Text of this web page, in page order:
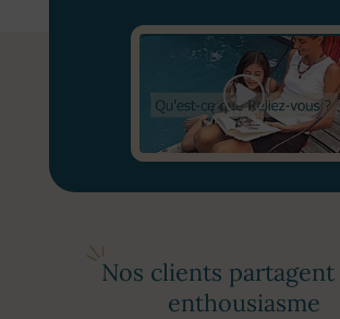
Nos clients
enthousiasme